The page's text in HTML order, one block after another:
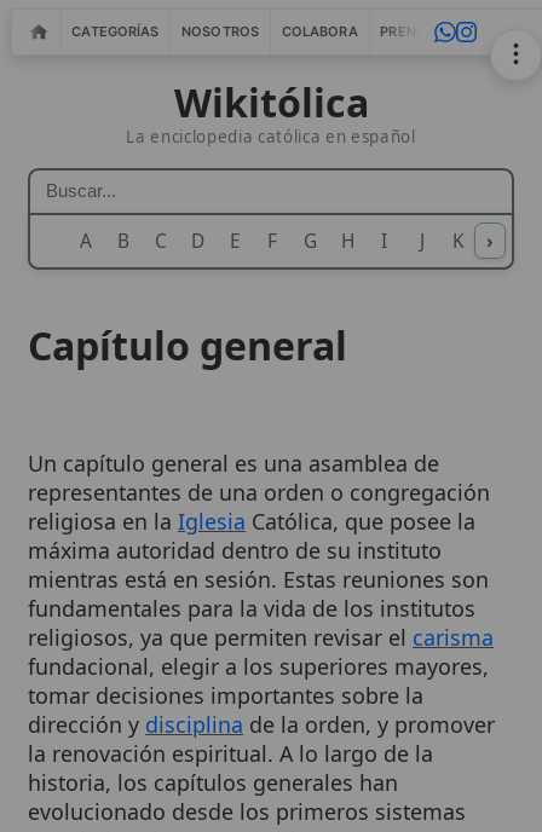
CATEGORÍAS NOSOTROS COLABORA PRENSA WEBMASTERS
Wikitólica
La enciclopedia católica en español
A B C D E F G H I J K L M
›
religiosa en laIglesiaCatólica, que posee la
máxima autoridad dentro de su instituto
mientras está en sesión. Estas reuniones son
fundamentales para la vida de los institutos
religiosos, ya que permiten revisar elcarisma
fundacional, elegir a los superiores mayores,
tomar decisiones importantes sobre la
dirección ydisciplina de la orden, y promover
la renovación espiritual. A lo largo de la
historia, los capítulos generales han
evolucionado desde los primeros sistemas
monásticos hasta convertirse en una
característica casi universal de las órdenes y
congregaciones religiosas